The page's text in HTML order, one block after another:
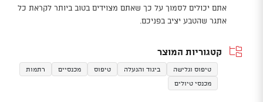
אתם יכולים לסמוך על כך שאתם מצוידים בטוב ביותר לקראת כל
אתגר שהטבע יציב בפניכם.
קטגוריות המוצר
טיפוס וגלישה ביגוד והנעלה טיפוס מכנסיים
רתמות
מכנסי טיולים